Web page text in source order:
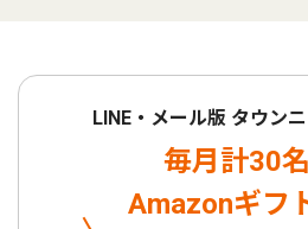
LINE・メール版 タウン
毎月計30
Amazonギフ